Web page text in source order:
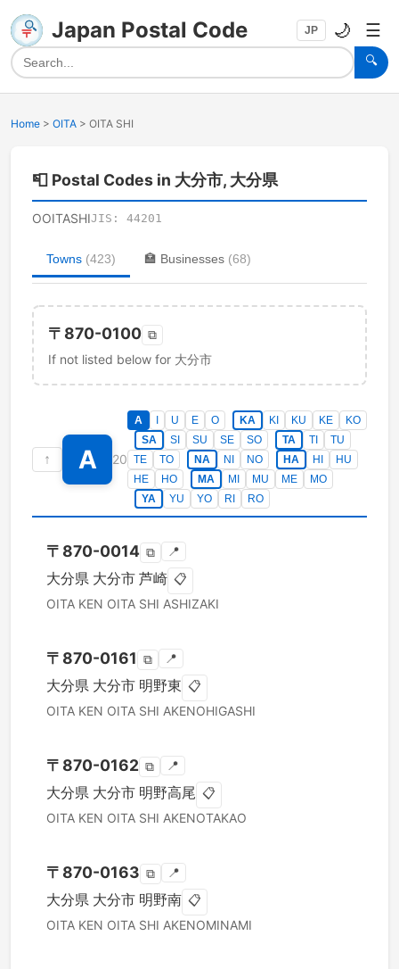
Japan Postal Code
🔍
JP 🌙 ☰
Home > OITA > OITA SHI
📮 Postal Codes in 大分市, 大分県
OOITASHIJIS: 44201
Towns (423) 🏣 Businesses (68)
〒 870-0100 ⧉
If not listed below for 大分市
↑ A 20
A U E O KA KI KU KE
KO
SA
SI SU SE SO TA TI
TU
TE
TO NA NI NO HA HI
HU
HE
HO MA MI MU ME
MO
YA
YU YO RI RO
〒 870-0014 ⧉ 📍
大分県 大分市 芦崎 📋
OITA KEN OITA SHI ASHIZAKI
〒 870-0161 ⧉ 📍
大分県 大分市 明野東 📋
OITA KEN OITA SHI AKENOHIGASHI
〒 870-0162 ⧉ 📍
大分県 大分市 明野高尾 📋
OITA KEN OITA SHI AKENOTAKAO
〒 870-0163 ⧉ 📍
大分県 大分市 明野南 📋
OITA KEN OITA SHI AKENOMINAMI